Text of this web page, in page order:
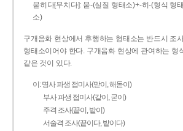
묻히다[무치다]: 묻­-(실질 형태소)+­-히­-(형식 형
소)
구개음화 현상에서 후행하는 형태소는 반드시 조
형태소이어야 한다. 구개음화 현상에 관여하는 형
같은 것이 있다.
이: 명사 파생 접미사(맏이, 해돋이)
부사 파생 접미사(같이, 굳이)
주격 조사(끝이, 밭이)
서술격 조사(끝이다, 밭이다)